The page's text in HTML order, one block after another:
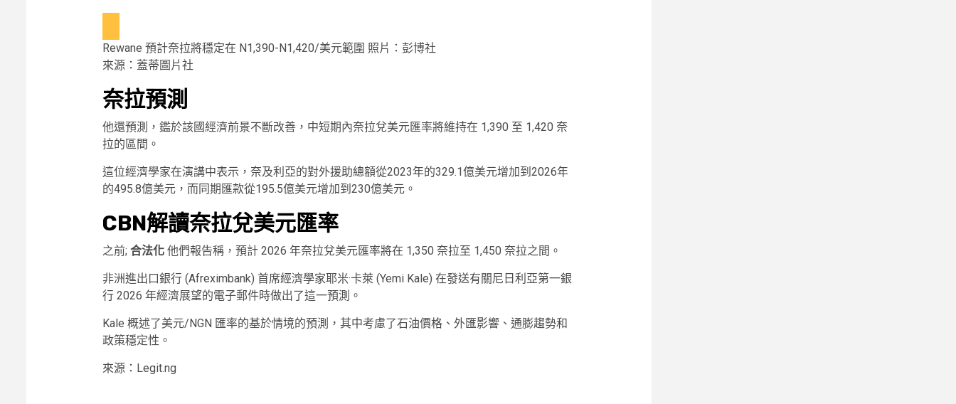
Rewane 預計奈拉將穩定在 N1,390-N1,420/美元範圍 照片：彭博社
來源：蓋蒂圖片社
奈拉預測
他還預測，鑑於該國經濟前景不斷改善，中短期內奈拉兌美元匯率將維持在 1,390 至 1,420 奈
拉的區間。
這位經濟學家在演講中表示，奈及利亞的對外援助總額從2023年的329.1億美元增加到2026年
的495.8億美元，而同期匯款從195.5億美元增加到230億美元。
CBN解讀奈拉兌美元匯率
之前; 合法化 他們報告稱，預計 2026 年奈拉兌美元匯率將在 1,350 奈拉至 1,450 奈拉之間。
非洲進出口銀行 (Afreximbank) 首席經濟學家耶米·卡萊 (Yemi Kale) 在發送有關尼日利亞第一銀
行 2026 年經濟展望的電子郵件時做出了這一預測。
Kale 概述了美元/NGN 匯率的基於情境的預測，其中考慮了石油價格、外匯影響、通膨趨勢和
政策穩定性。
來源：Legit.ng